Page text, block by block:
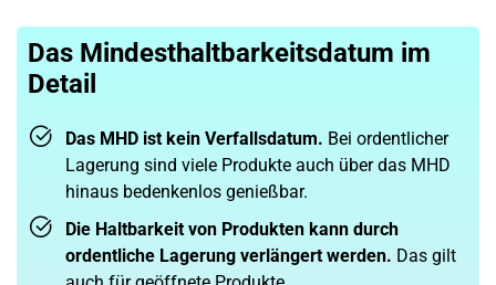
Vampire Vape Bar Salts Watermelon Longfill Aroma
Innokin Trine Pod System Kit Rot
Das Mindesthaltbarkeitsdatum im
Detail
Das MHD ist kein Verfallsdatum. Bei ordentlicher
Lagerung sind viele Produkte auch über das MHD
hinaus bedenkenlos genießbar.
Die Haltbarkeit von Produkten kann durch
ordentliche Lagerung verlängert werden. Das gilt